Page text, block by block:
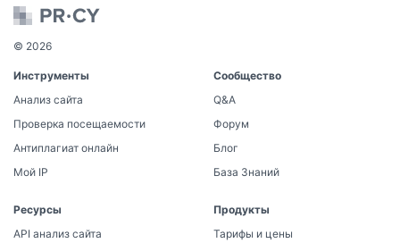
© 2026
Инструменты
Анализ сайта
Проверка посещаемости
Антиплагиат онлайн
Мой IP
Сообщество
Q&A
Форум
Блог
База Знаний
Ресурсы
API анализ сайта
Продукты
Тарифы и цены